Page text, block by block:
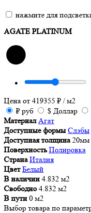
нажмите для
AGATE PLATINUM
Цена от 419355 ₽ / м2
₽ руб $ Доллар
Материал Агат
Доступные формы Слэбы
Доступная толщина 20мм
Поверхность Полировка
Страна Италия
Цвет Белый
В наличии 4.832 м2
Свободно 4.832 м2
В пути 0 м2
Выбор товара по